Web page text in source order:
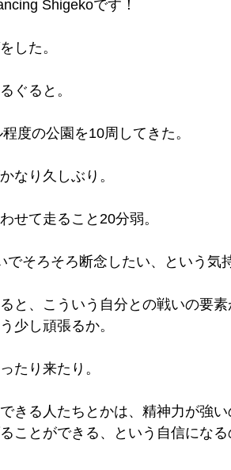
Shigekoです！
した。
ぐると。
度の公園を10周してきた。
なり久しぶり。
せて走ること20分弱。
そろそろ断念したい、という気
と、こういう自分との戦いの要素
少し頑張るか。
たり来たり。
きる人たちとかは、精神力が強い
ことができる、という自信になる